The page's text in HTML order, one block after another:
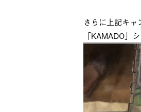
さらに上記キ
「KAMADO」